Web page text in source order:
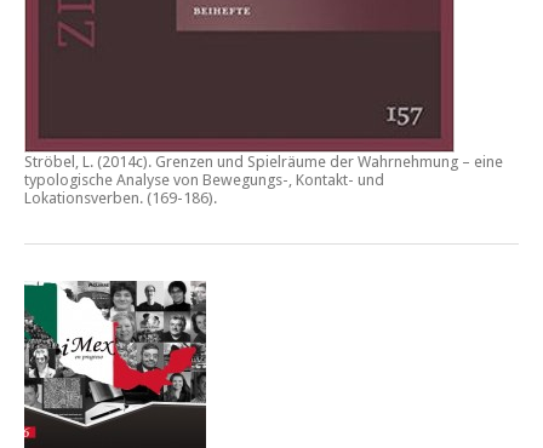
Ströbel, L. (2014c). Grenzen und Spielräume der Wahrnehmung – eine
typologische Analyse von Bewegungs-, Kontakt- und
Lokationsverben. (169-186).